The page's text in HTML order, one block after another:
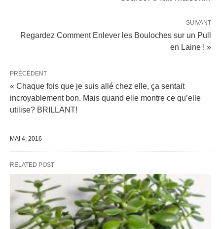
SUIVANT
Regardez Comment Enlever les Bouloches sur un Pull
en Laine ! »
PRÉCÉDENT
« Chaque fois que je suis allé chez elle, ça sentait
incroyablement bon. Mais quand elle montre ce qu’elle
utilise? BRILLANT!
MAI 4, 2016
RELATED POST